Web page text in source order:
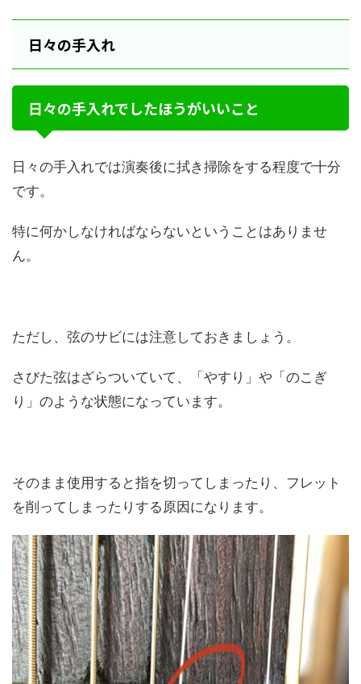
日々の手入れ
日々の手入れでしたほうがいいこと
日々の手入れでは演奏後に拭き掃除をする程度で十分
です。
特に何かしなければならないということはありませ
ん。
ただし、弦のサビには注意しておきましょう。
さびた弦はざらついていて、「やすり」や「のこぎ
り」のような状態になっています。
そのまま使用すると指を切ってしまったり、フレット
を削ってしまったりする原因になります。